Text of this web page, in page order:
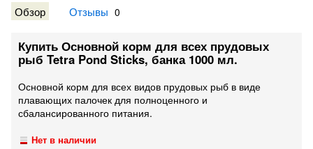
Обзор Отзывы 0
Купить Основной корм для всех прудовых
рыб Tetra Pond Sticks, банка 1000 мл.
Основной корм для всех видов прудовых рыб в виде
плавающих палочек для полноценного и
сбалансированного питания.
Нет в наличии